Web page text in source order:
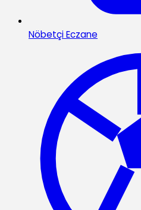
Nöbetçi Eczane